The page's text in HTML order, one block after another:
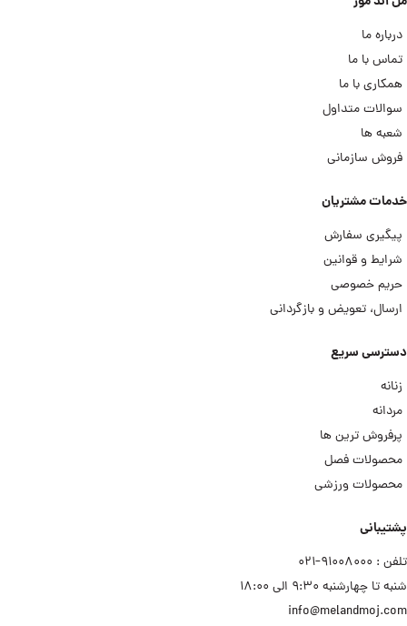
درباره ما
تماس با ما
همکاری با ما
سوالات متداول
شعبه ها
فروش سازمانی
خدمات مشتریان
پیگیری سفارش
شرایط و قوانین
حریم خصوصی
ارسال، تعویض و بازگردانی
دسترسی سریع
زنانه
مردانه
پرفروش ترین ها
محصولات فصل
محصولات ورزشی
پشتیبانی
تلفن : ۹۱۰۰۸۰۰۰−۰۲۱
شنبه تا چهارشنبه ۹:۳۰ الی ۱۸:۰۰
info@melandmoj.com